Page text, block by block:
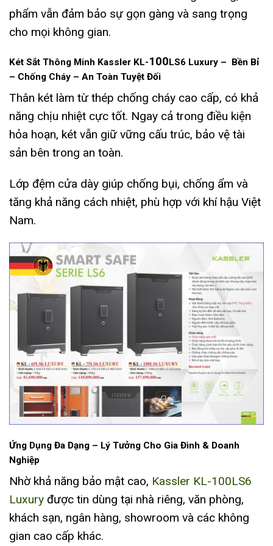
phẩm vẫn đảm bảo sự gọn gàng và sang trọng
cho mọi không gian.
Két Sắt Thông Minh Kassler KL-100LS6 Luxury – Bền Bỉ
– Chống Cháy – An Toàn Tuyệt Đối
Thân két làm từ thép chống cháy cao cấp, có khả
năng chịu nhiệt cực tốt. Ngay cả trong điều kiện
hỏa hoạn, két vẫn giữ vững cấu trúc, bảo vệ tài
sản bên trong an toàn.
Lớp đệm cửa dày giúp chống bụi, chống ẩm và
tăng khả năng cách nhiệt, phù hợp với khí hậu Việt
Nam.
Ứng Dụng Đa Dạng – Lý Tưởng Cho Gia Đình & Doanh
Nghiệp
Nhờ khả năng bảo mật cao, Kassler KL-100LS6
Luxury được tin dùng tại nhà riêng, văn phòng,
khách sạn, ngân hàng, showroom và các không
gian cao cấp khác.